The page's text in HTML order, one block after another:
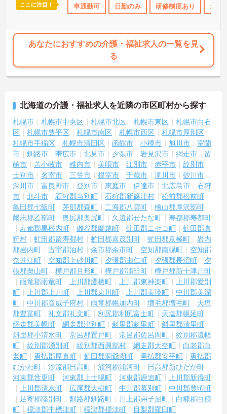
産休･育休･介護休暇取得実績あり ボーナス・賞与あり
ここに注目！ 車通勤可 日勤のみ 研修制度あり ボー
あなたにおすすめの介護・福祉求人の一覧を見
る
北海道の介護・福祉求人を近隣の市区町村から探す
札幌市 札幌市中央区 札幌市北区 札幌市東区
札幌市白石
区
札幌市豊平区 札幌市南区 札幌市西区
札幌市厚別区
札幌市手稲区
札幌市清田区 函館市 小樽市 旭川市
室蘭
市
釧路市 帯広市 北見市 夕張市 岩見沢市 網走市
留
萌市
苫小牧市 稚内市 美唄市 江別市 赤平市
紋別市
士別市
名寄市 三笠市 根室市 千歳市 滝川市
砂川市
深川市
富良野市 登別市 恵庭市 伊達市 北広島市
石狩
市
北斗市 石狩郡当別町 石狩郡新篠津村
松前郡松前町
亀田郡七飯町
茅部郡森町 二海郡八雲町
檜山郡厚沢部町
爾志郡乙部町
奥尻郡奥尻町 久遠郡せたな町
寿都郡寿都町
寿都郡黒松内町
磯谷郡蘭越町 虻田郡ニセコ町
虻田郡真
狩村
虻田郡留寿都村 虻田郡喜茂別町 虻田郡京極町
岩内
郡岩内町
古宇郡泊村 余市郡余市町 空知郡南幌町
空知郡
奈井江町
空知郡上砂川町 夕張郡由仁町 夕張郡長沼町
夕
張郡栗山町
樺戸郡月形町 樺戸郡浦臼町
樺戸郡新十津川町
雨竜郡雨竜町
上川郡鷹栖町 上川郡東神楽町
上川郡愛別
町
上川郡上川町 上川郡東川町 上川郡美瑛町
中川郡美深
町
中川郡音威子府村 雨竜郡幌加内町 増毛郡増毛町
天塩
郡豊富町
礼文郡礼文町 利尻郡利尻富士町
天塩郡幌延町
網走郡美幌町
網走郡津別町 斜里郡斜里町
斜里郡清里町
斜里郡小清水町
常呂郡置戸町 常呂郡佐呂間町
紋別郡遠軽
町
紋別郡湧別町 紋別郡西興部村 網走郡大空町
白老郡白
老町
勇払郡厚真町 虻田郡洞爺湖町 勇払郡安平町
勇払郡
むかわ町
沙流郡日高町 浦河郡浦河町
日高郡新ひだか町
河東郡音更町
河東郡上士幌町 河東郡鹿追町
上川郡新得町
上川郡清水町
広尾郡大樹町 中川郡幕別町
中川郡豊頃町
足寄郡陸別町
釧路郡釧路町 川上郡弟子屈町
白糠郡白糠
町
標津郡中標津町 標津郡標津町 目梨郡羅臼町